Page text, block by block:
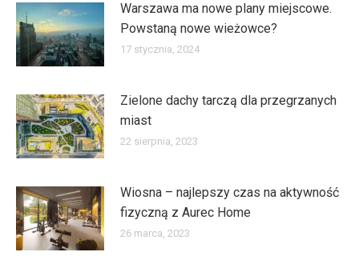
Warszawa ma nowe plany miejscowe.
Powstaną nowe wieżowce?
17 stycznia, 2024
Zielone dachy tarczą dla przegrzanych
miast
22 sierpnia, 2023
Wiosna – najlepszy czas na aktywność
fizyczną z Aurec Home
26 marca, 2023